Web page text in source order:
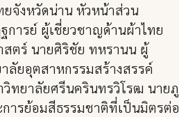
จังหวัดน่าน หัวหน้าส่วน
การย์ ผู้เชี่ยวชาญด้านผ้าไทย
ตร์ นายศิริชัย ทหรานน ผู้
ลัยอุตสาหกรรมสร้างสรรค์
ทยาลัยศรีนครินทรวิโรฒ นายภู
ารย้อมสีธรรมชาติที่เป็นมิตรต่อ